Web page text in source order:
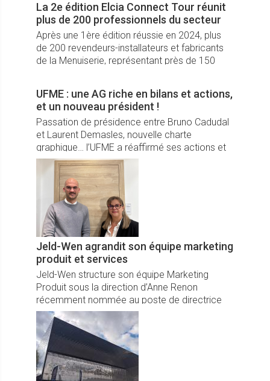
La 2e édition Elcia Connect Tour réunit
plus de 200 professionnels du secteur
Après une 1ère édition réussie en 2024, plus
de 200 revendeurs-installateurs et fabricants
de la Menuiserie, représentant près de 150
UFME : une AG riche en bilans et actions,
et un nouveau président !
Passation de présidence entre Bruno Cadudal
et Laurent Demasles, nouvelle charte
graphique… l’UFME a réaffirmé ses actions et
ambitions devant près de 170 participants
réunis à son AG le 14 mai dernier.
Jeld-Wen agrandit son équipe marketing
produit et services
Jeld-Wen structure son équipe Marketing
Produit sous la direction d’Anne Renon
récemment nommée au poste de directrice
Marketing Produit.